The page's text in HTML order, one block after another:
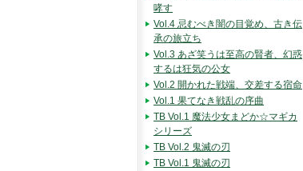
哮す
Vol.4 忌むべき闇の目覚め、古き伝
承の旅立ち
Vol.3 あざ笑うは至高の賢者、幻惑
するは狂気の公女
Vol.2 開かれた戦端、交差する宿命
Vol.1 果てなき戦乱の序曲
TB Vol.1 魔法少女まどか☆マギカ
シリーズ
TB Vol.2 鬼滅の刃
TB Vol.1 鬼滅の刃